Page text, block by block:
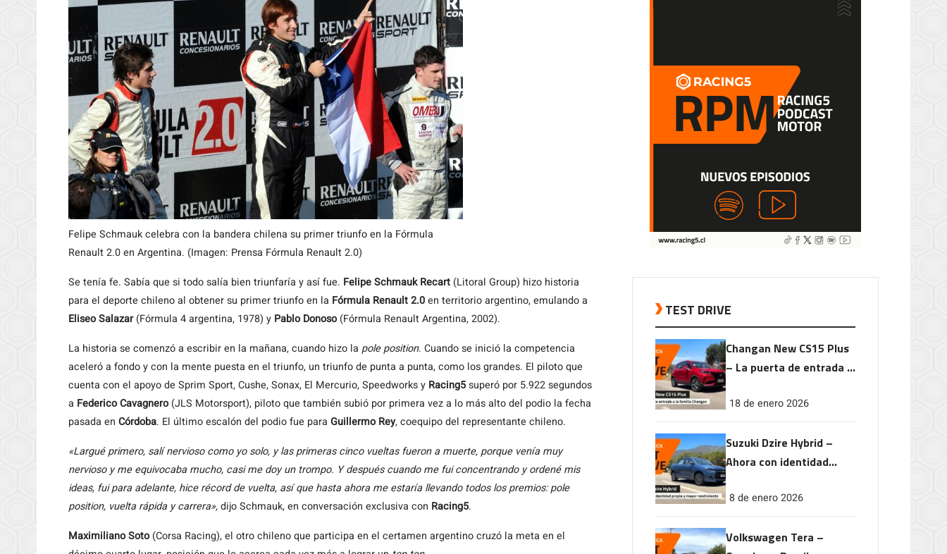
Felipe Schmauk celebra con la bandera chilena su primer triunfo en la Fórmula
Renault 2.0 en Argentina. (Imagen: Prensa Fórmula Renault 2.0)
Se tenía fe. Sabía que si todo salía bien triunfaría y así fue. Felipe Schmauk Recart (Litoral Group) hizo historia
para el deporte chileno al obtener su primer triunfo en la Fórmula Renault 2.0en territorio argentino, emulando a
Eliseo Salazar(Fórmula 4 argentina, 1978) y Pablo Donoso(Fórmula Renault Argentina, 2002).
La historia se comenzó a escribir en la mañana, cuando hizo la pole position. Cuando se inició la competencia
aceleró a fondo y con la mente puesta en el triunfo, un triunfo de punta a punta, como los grandes. El piloto que
cuenta con el apoyo de Sprim Sport, Cushe, Sonax, El Mercurio, Speedworks y Racing5superó por 5.922 segundos
a Federico Cavagnero(JLS Motorsport), piloto que también subió por primera vez a lo más alto del podio la fecha
pasada en Córdoba. El último escalón del podio fue para Guillermo Rey, coequipo del representante chileno.
«Largué primero, salí nervioso como yo solo, y las primeras cinco vueltas fueron a muerte, porque venía muy
nervioso y me equivocaba mucho, casi me doy un trompo. Y después cuando me fui concentrando y ordené mis
ideas, fui para adelante, hice récord de vuelta, así que hasta ahora me estaría llevando todos los premios: pole
position, vuelta rápida y carrera»,dijo Schmauk, en conversación exclusiva con Racing5.
Maximiliano Soto(Corsa Racing), el otro chileno que participa en el certamen argentino cruzó la meta en el
TEST DRIVE
Changan New CS15 Plus
– La puerta de entrada a
18 de enero 2026
Suzuki Dzire Hybrid –
Ahora con identidad
rendimiento
8 de enero 2026
Volkswagen Tera –